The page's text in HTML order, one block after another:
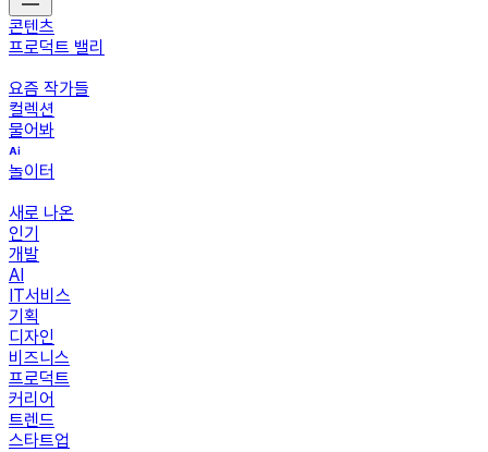
콘텐츠
프로덕트 밸리
요즘 작가들
컬렉션
물어봐
놀이터
새로 나온
인기
개발
AI
IT서비스
기획
디자인
비즈니스
프로덕트
커리어
트렌드
스타트업